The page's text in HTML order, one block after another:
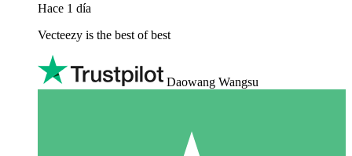
Hace 1 día
Vecteezy is the best of best
Daowang Wangsu